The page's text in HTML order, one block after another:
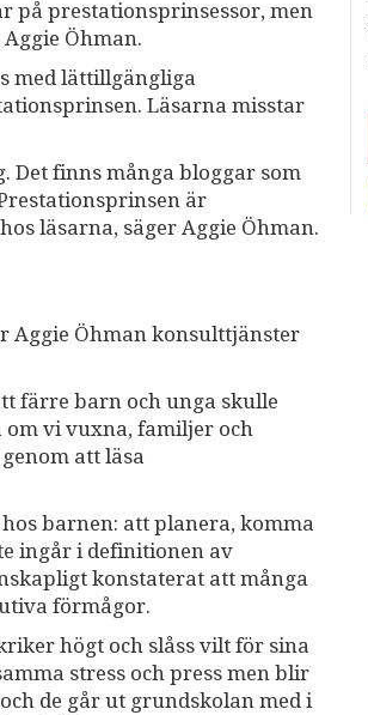
på prestationsprinsessor, men
Öhman.
med lättillgängliga
Läsarna misstar
Det finns många bloggar som
är
läsarna, säger Aggie Öhman.
Aggie Öhman konsulttjänster
färre barn och unga skulle
om vi vuxna, familjer och
att läsa
barnen: att planera, komma
ingår i definitionen av
konstaterat att många
förmågor.
högt och slåss vilt för sina
stress och press men blir
de går ut grundskolan med i